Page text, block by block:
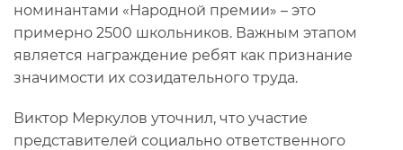
номинантами «Народной премии» – это
примерно 2500 школьников. Важным этапом
является награждение ребят как признание
значимости их созидательного труда.
Виктор Меркулов уточнил, что участие
представителей социально ответственного